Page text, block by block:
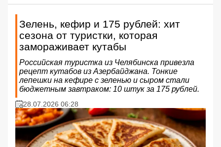
Зелень, кефир и 175 рублей: хит
сезона от туристки, которая
замораживает кутабы
Российская туристка из Челябинска привезла
рецепт кутабов из Азербайджана. Тонкие
лепешки на кефире с зеленью и сыром стали
бюджетным завтраком: 10 штук за 175 рублей.
28.07.2026 06:28